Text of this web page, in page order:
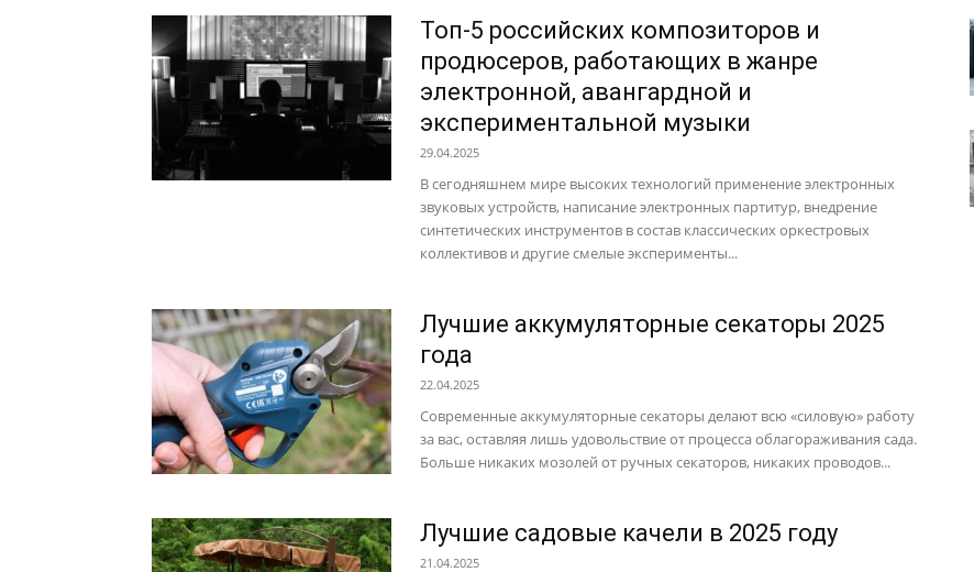
Топ-5 российских композиторов и
продюсеров, работающих в жанре
электронной, авангардной и
экспериментальной музыки
29.04.2025
В сегодняшнем мире высоких технологий применение электронных
звуковых устройств, написание электронных партитур, внедрение
синтетических инструментов в состав классических оркестровых
коллективов и другие смелые эксперименты...
Лучшие аккумуляторные секаторы 2025
года
22.04.2025
Современные аккумуляторные секаторы делают всю «силовую» работу
за вас, оставляя лишь удовольствие от процесса облагораживания сада.
Больше никаких мозолей от ручных секаторов, никаких проводов...
Лучшие садовые качели в 2025 году
21.04.2025